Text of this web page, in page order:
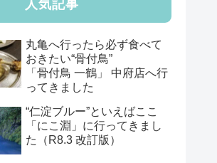
人気記事
丸亀へ行ったら必ず食べて
おきたい“骨付鳥”
「骨付鳥 一鶴」 中府店へ行
ってきました
“仁淀ブルー”といえばここ
「にこ淵」に行ってきまし
た（R8.3 改訂版）